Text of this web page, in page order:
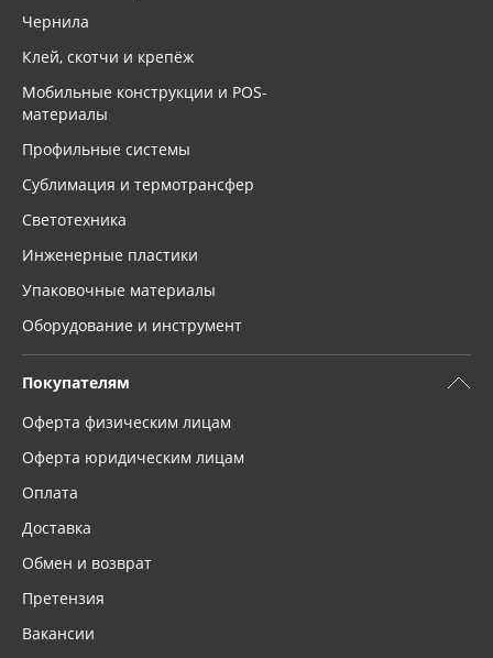
Чернила
Клей, скотчи и крепёж
Мобильные конструкции и POS-
материалы
Профильные системы
Сублимация и термотрансфер
Светотехника
Инженерные пластики
Упаковочные материалы
Оборудование и инструмент
Покупателям
Оферта физическим лицам
Оферта юридическим лицам
Оплата
Доставка
Обмен и возврат
Претензия
Вакансии